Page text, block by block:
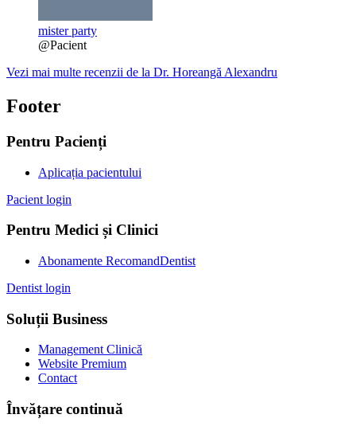
mister party
@Pacient
Vezi mai multe recenzii de la Dr. Horeangă Alexandru
Footer
Pentru Pacienți
Aplicația pacientului
Pacient login
Pentru Medici și Clinici
Abonamente RecomandDentist
Dentist login
Soluții Business
Management Clinică
Website Premium
Contact
Învățare continuă